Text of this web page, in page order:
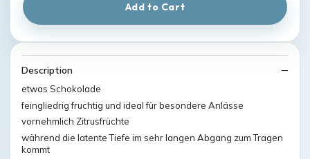
Add to Cart
Description
etwas Schokolade
feingliedrig fruchtig und ideal für besondere Anlässe
vornehmlich Zitrusfrüchte
während die latente Tiefe im sehr langen Abgang zum Tragen
kommt